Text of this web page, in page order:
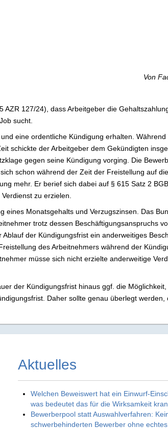
Von
127/24), dass Arbeitgeber die
sucht.
eine ordentliche Kündigung erhalten.
schickte der Arbeitgeber dem Gekündigten
gegen seine Kündigung vorging. Die
schon während der Zeit der Freistellung auf
mehr. Er berief sich dabei auf § 615 Satz 2
zu erzielen.
Monatsgehalts und Verzugszinsen. Das
trotz dessen Beschäftigungsanspruchs
der Kündigungsfrist ein anderweitiges
des Arbeitnehmers während der
müsse sich nicht erzielte anderweitige
der Kündigungsfrist hinaus ggf. die
Daher sollte genau überlegt
Aktuelles
Welchen Beweiswert hat ein Einwurf-
was bedeutet das für die Wirksamkeit
Bewerberpool statt Auswahlverfahren:
schwerbehinderten Bewerber ohne